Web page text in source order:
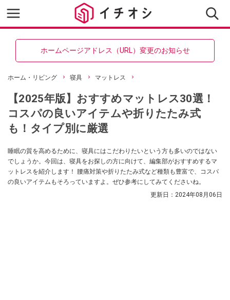
ホームページアドレス（URL）変更のお知らせ
ホーム・リビング 寝具 マットレス
【2025年版】おすすめマットレス30選！
コスパの良いアイテムや折りたたみ式
も！タイプ別に厳選
睡眠の質を高めるために、寝具にはこだわりたいという方も多いのではない
でしょうか。今回は、寝具をお探しの方に向けて、編集部がおすすめするマ
ットレスを紹介します！ 腰痛対策や折りたたみ式など種類も豊富で、コスパ
の良いアイテムもそろっていますよ。ぜひ参考にしてみてくださいね。
更新日： 2024年08月06日